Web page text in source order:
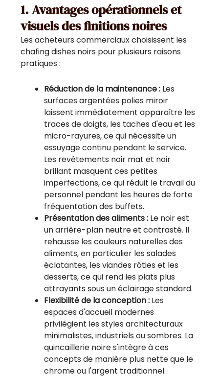
1. Avantages opérationnels et
visuels des finitions noires
Les acheteurs commerciaux choisissent les
chafing dishes noirs pour plusieurs raisons
pratiques :
Réduction de la maintenance : Les
surfaces argentées polies miroir
laissent immédiatement apparaître les
traces de doigts, les taches d'eau et les
micro-rayures, ce qui nécessite un
essuyage continu pendant le service.
Les revêtements noir mat et noir
brillant masquent ces petites
imperfections, ce qui réduit le travail du
personnel pendant les heures de forte
fréquentation des buffets.
Présentation des aliments : Le noir est
un arrière-plan neutre et contrasté. Il
rehausse les couleurs naturelles des
aliments, en particulier les salades
éclatantes, les viandes rôties et les
desserts, ce qui rend les plats plus
attrayants sous un éclairage standard.
Flexibilité de la conception : Les
espaces d'accueil modernes
privilégient les styles architecturaux
minimalistes, industriels ou sombres. La
quincaillerie noire s'intègre à ces
concepts de manière plus nette que le
chrome ou l'argent traditionnel.